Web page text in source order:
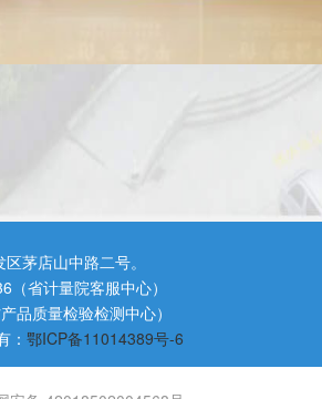
是群众日常接触最频繁、
传手册、播放宣传片
茅店山中路二号。
省计量院客服中心）
品质量检验检测中心）
： 鄂ICP备11014389号-6